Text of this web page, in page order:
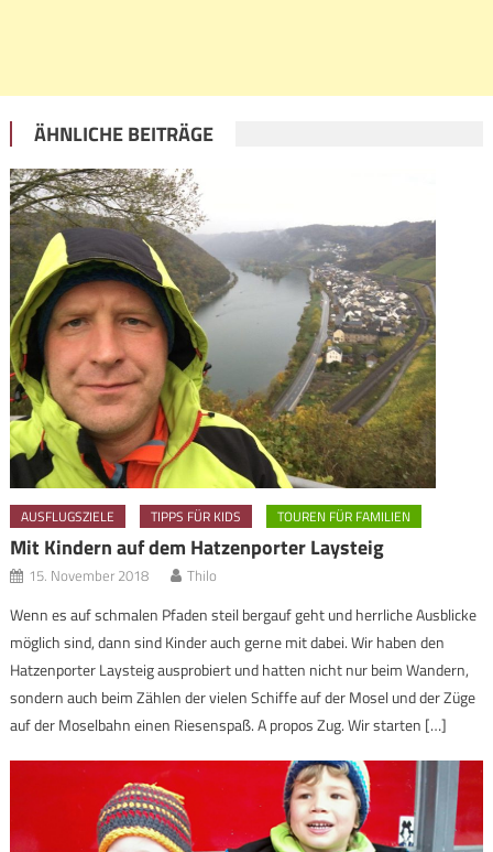
ÄHNLICHE BEITRÄGE
AUSFLUGSZIELE TIPPS FÜR KIDS TOUREN FÜR FAMILIEN
Mit Kindern auf dem Hatzenporter Laysteig
15. November 2018 Thilo
Wenn es auf schmalen Pfaden steil bergauf geht und herrliche Ausblicke
möglich sind, dann sind Kinder auch gerne mit dabei. Wir haben den
Hatzenporter Laysteig ausprobiert und hatten nicht nur beim Wandern,
sondern auch beim Zählen der vielen Schiffe auf der Mosel und der Züge
auf der Moselbahn einen Riesenspaß. A propos Zug. Wir starten […]